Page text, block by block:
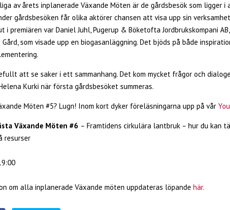
av årets inplanerade Växande Möten är de gårdsbesök som ligger
gårdsbesöken får olika aktörer chansen att visa upp sin
i premiären var Daniel Juhl, Pugerup & Böketofta Jordbrukskompani
Gård, som visade upp en biogasanläggning. Det bjöds på både
att se saker i ett sammanhang. Det kom mycket frågor och
Kurki när första gårdsbesöket summeras.
Möten #5? Lugn! Inom kort dyker föreläsningarna upp på vår
Växande Möten #6 – Framtidens cirkulära lantbruk – hur du kan
resurser
om alla inplanerade Växande möten uppdateras löpande här.